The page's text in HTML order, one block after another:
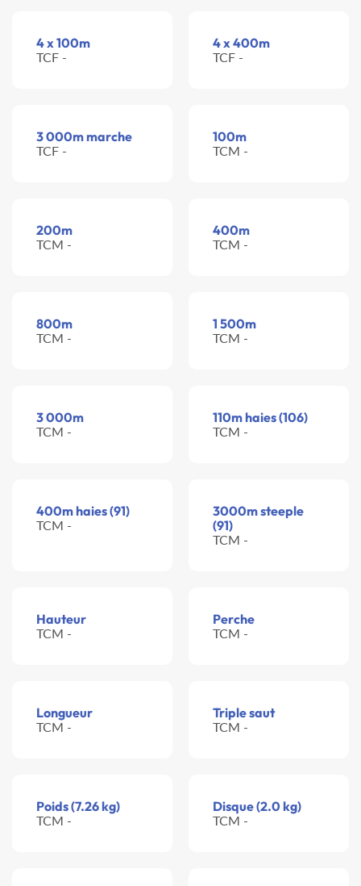
4 x 100m
TCF -
4 x 400m
TCF -
3 000m marche
TCF -
100m
TCM -
200m
TCM -
400m
TCM -
800m
TCM -
1 500m
TCM -
3 000m
TCM -
110m haies (106)
TCM -
400m haies (91)
TCM -
3000m steeple
(91)
TCM -
Hauteur
TCM -
Perche
TCM -
Longueur
TCM -
Triple saut
TCM -
Poids (7.26 kg)
TCM -
Disque (2.0 kg)
TCM -